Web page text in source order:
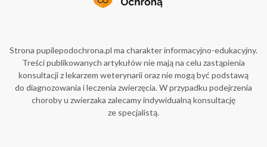
Strona pupilepodochrona.pl ma charakter informacyjno-edukacyjny.
Treści publikowanych artykułów nie mają na celu zastąpienia
konsultacji z lekarzem weterynarii oraz nie mogą być podstawą
do diagnozowania i leczenia zwierzęcia. W przypadku podejrzenia
choroby u zwierzaka zalecamy indywidualną konsultację
ze specjalistą.